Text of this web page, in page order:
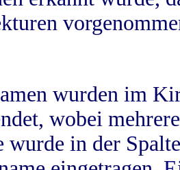
wurden im
wobei
wurde in der